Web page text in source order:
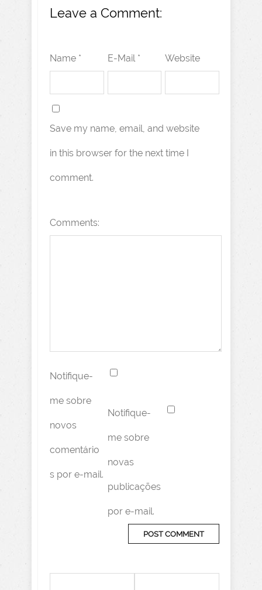
Leave a Comment:
Name * E-Mail * Website
Save my name, email, and website
in this browser for the next time I
comment.
Comments:
Notifique-
me sobre
novos
comentário
s por e-mail.
Notifique-
me sobre
novas
publicações
por e-mail.